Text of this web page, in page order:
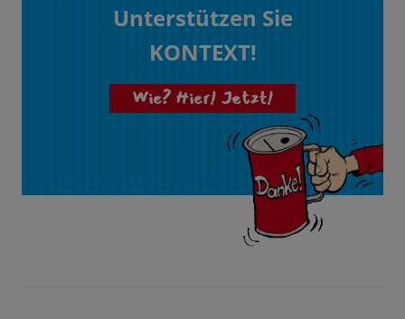
Unterstützen Sie
KONTEXT!
Wie? Hier! Jetzt!